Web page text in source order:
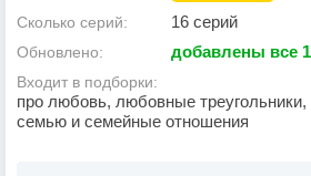
Сколько серий: 16 серий
Обновлено: добавлены все
Входит в подборки:
про любовь, любовные треугольники,
семью и семейные отношения